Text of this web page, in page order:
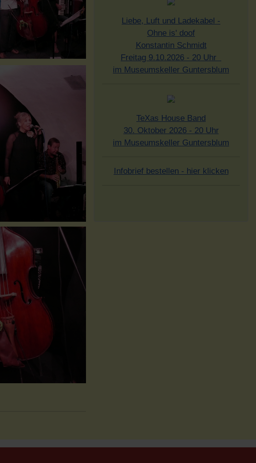
Liebe, Luft und Ladekabel -
Ohne is' doof
Konstantin Schmidt
Freitag 9.10.2026 - 20 Uhr
im Museumskeller Guntersblum
TeXas House Band
30. Oktober 2026 - 20 Uhr
im Museumskeller Guntersblum
Infobrief bestellen - hier klicken